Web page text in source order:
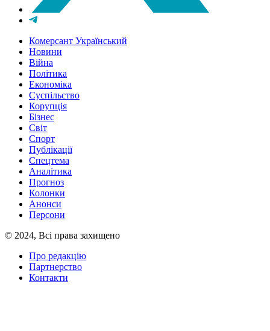
Комерсант Український
Новини
Війна
Політика
Економіка
Суспільство
Корупція
Бізнес
Світ
Спорт
Публікації
Спецтема
Аналітика
Прогноз
Колонки
Анонси
Персони
© 2024, Всі права захищено
Про редакцію
Партнерство
Контакти